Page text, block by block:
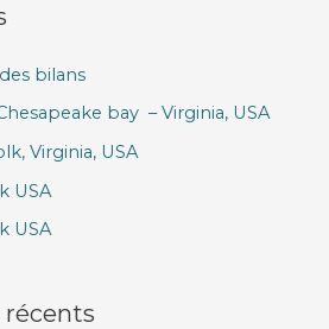
bilans
bay – Virginia, USA
Virginia, USA
USA
USA